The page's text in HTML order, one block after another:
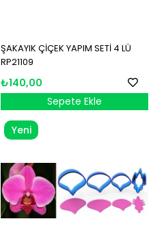
ŞAKAYIK ÇİÇEK YAPIM SETİ 4 LÜ
RP21109
₺140,00
Sepete Ekle
Yeni